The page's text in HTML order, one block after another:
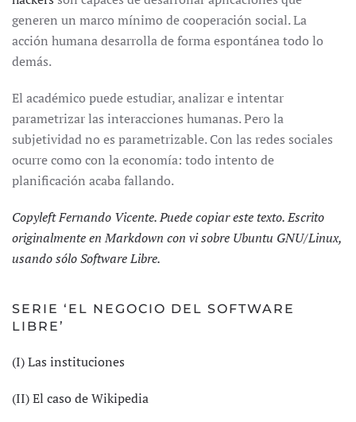
generen un marco mínimo de cooperación social. La
acción humana desarrolla de forma espontánea todo lo
demás.
El académico puede estudiar, analizar e intentar
parametrizar las interacciones humanas. Pero la
subjetividad no es parametrizable. Con las redes sociales
ocurre como con la economía: todo intento de
planificación acaba fallando.
Copyleft Fernando Vicente. Puede copiar este texto. Escrito
originalmente en Markdown con vi sobre Ubuntu GNU/Linux,
usando sólo Software Libre.
SERIE ‘EL NEGOCIO DEL SOFTWARE
LIBRE’
(I) Las instituciones
(II) El caso de Wikipedia